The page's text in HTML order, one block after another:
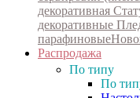
декоративная
декоративные
парафиновые
Распродажа
По типу
По